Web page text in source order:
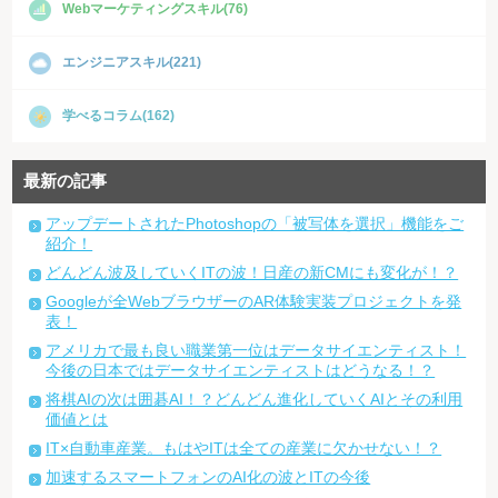
Webマーケティングスキル(76)
エンジニアスキル(221)
学べるコラム(162)
最新の記事
アップデートされたPhotoshopの「被写体を選択」機能をご
紹介！
どんどん波及していくITの波！日産の新CMにも変化が！？
Googleが全WebブラウザーのAR体験実装プロジェクトを発
表！
アメリカで最も良い職業第一位はデータサイエンティスト！
今後の日本ではデータサイエンティストはどうなる！？
将棋AIの次は囲碁AI！？どんどん進化していくAIとその利用
価値とは
IT×自動車産業。もはやITは全ての産業に欠かせない！？
加速するスマートフォンのAI化の波とITの今後